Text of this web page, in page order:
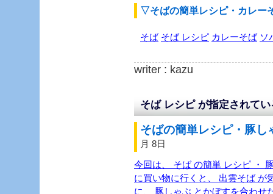
▽そばの簡単レシピ・カレー
そば そば レシピ カレーそば ソ
writer : kazu
そば レシピ が指定されて
そばの簡単レシピ・豚
月 8日
今回は、 そば の簡単 レシピ ・
に買い物に行くと、 出雲そば が
に、 豚しゃぶ とかぼすを合わせ